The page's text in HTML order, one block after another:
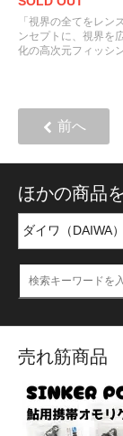
「視界の全てをレン
ンセプトに、視界を
化の高次元フィッシ
前へ
ほかの商品
売れ筋商品